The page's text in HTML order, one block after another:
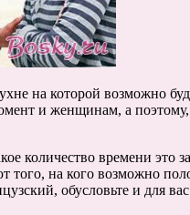
на которой возможно
и женщинам, а
количество времени это
на кого возможно
обусловьте и для